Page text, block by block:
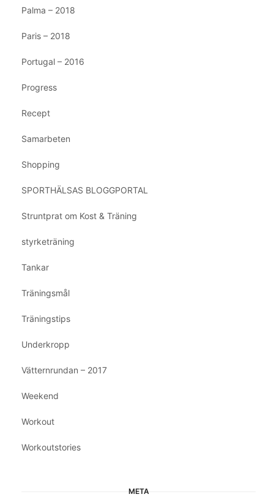
Palma – 2018
Paris – 2018
Portugal – 2016
Progress
Recept
Samarbeten
Shopping
SPORTHÄLSAS BLOGGPORTAL
Struntprat om Kost & Träning
styrketräning
Tankar
Träningsmål
Träningstips
Underkropp
Vätternrundan – 2017
Weekend
Workout
Workoutstories
META